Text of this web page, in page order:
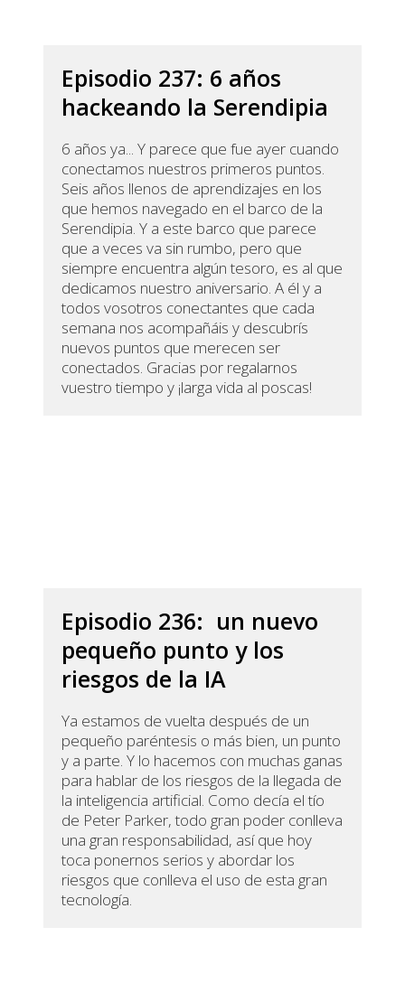
Episodio 237: 6 años
hackeando la Serendipia
6 años ya... Y parece que fue ayer cuando
conectamos nuestros primeros puntos.
Seis años llenos de aprendizajes en los
que hemos navegado en el barco de la
Serendipia. Y a este barco que parece
que a veces va sin rumbo, pero que
siempre encuentra algún tesoro, es al que
dedicamos nuestro aniversario. A él y a
todos vosotros conectantes que cada
semana nos acompañáis y descubrís
nuevos puntos que merecen ser
conectados. Gracias por regalarnos
vuestro tiempo y ¡larga vida al poscas!
Episodio 236: un nuevo
pequeño punto y los
riesgos de la IA
Ya estamos de vuelta después de un
pequeño paréntesis o más bien, un punto
y a parte. Y lo hacemos con muchas ganas
para hablar de los riesgos de la llegada de
la inteligencia artificial. Como decía el tío
de Peter Parker, todo gran poder conlleva
una gran responsabilidad, así que hoy
toca ponernos serios y abordar los
riesgos que conlleva el uso de esta gran
tecnología.